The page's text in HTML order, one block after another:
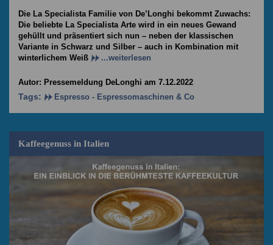
Die La Specialista Familie von De’Longhi bekommt Zuwachs:
Die beliebte La Specialista Arte wird in ein neues Gewand
gehüllt und präsentiert sich nun – neben der klassischen
Variante in Schwarz und Silber – auch in Kombination mit
winterlichem Weiß
...weiterlesen
Autor: Pressemeldung DeLonghi am 7.12.2022
Tags: Espresso - Espressomaschinen & Co
Kaffeegenuss in Italien